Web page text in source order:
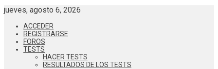
jueves, agosto 6, 2026
ACCEDER
REGISTRARSE
FOROS
TESTS
HACER TESTS
RESULTADOS DE LOS TESTS